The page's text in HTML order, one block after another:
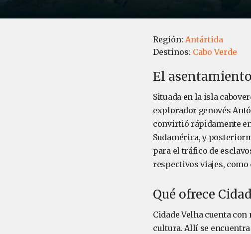
Región: Antártida
Destinos: Cabo Verde
El
Situada en la isla
explorador genovés
convirtió rápidamente
Sudamérica, y
para el tráfico de
respectivos viajes, como
Qué ofrece
Cidade Velha cuenta
cultura. Allí se